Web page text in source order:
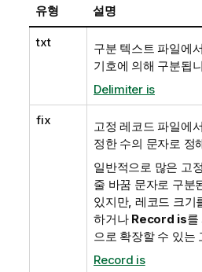
유형 설명
txt
구분 텍스트 파일에
기호에 의해 구분됩
Delimiter is
fix
고정 레코드 파일에
정한 수의 문자로 정
일반적으로 많은 고
줄 바꿈 문자로 구분
있지만, 레코드 크기
하거나 Record is를
으로 확장할 수 있는
Record is